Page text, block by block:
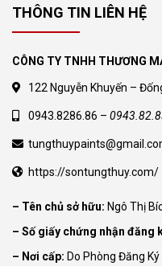
485.000
810.000
THÔNG TIN LIÊN HỆ
CÔNG TY TNHH THƯƠNG
122 Nguyễn Khuyến –
0943.8286.86 –
https://sontungthuy.com/
– Tên chủ sở hữu: Ngô Thị
– Số giấy chứng nhận đăng
– Nơi cấp: Do Phòng Đăng